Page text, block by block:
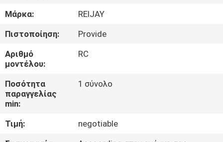
ΠΕΡΊΠΟΥ
ΕΜΕΊΣ
ΓΎΡΟΣ
ΕΡΓΟΣΤΑΣΊΩΝ
ΈΛΕΓΧΟΣ
Μάρκα:
REIJAY
Πιστοποίηση:
Provide
Αριθμό
μοντέλου:
RC
Ποσότητα
παραγγελίας
min:
1 σύνολο
Τιμή:
negotiable